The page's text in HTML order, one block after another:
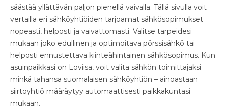
säästää yllättävän paljon pienellä vaivalla. Tällä sivulla voit
vertailla eri sähköyhtiöiden tarjoamat sähkösopimukset
nopeasti, helposti ja vaivattomasti. Valitse tarpeidesi
mukaan joko edullinen ja optimoitava pörssisähkö tai
helposti ennustettava kiinteähintainen sähkösopimus. Kun
asuinpaikkasi on Loviisa, voit valita sähkön toimittajaksi
minkä tahansa suomalaisen sähköyhtiön – ainoastaan
siirtoyhtiö määräytyy automaattisesti paikkakuntasi
mukaan.